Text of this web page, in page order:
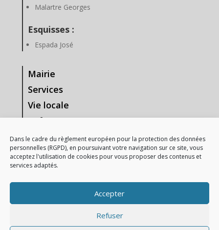
Dans le cadre du règlement européen pour la protection des données
personnelles (RGPD), en poursuivant votre navigation sur ce site, vous
acceptez l'utilisation de cookies pour vous proposer des contenus et
services adaptés.
Accepter
Refuser
Malartre Georges
Esquisses :
Espada José
Mairie
Services
Vie locale
Enfance & Jeunesse
Tourisme & Loisirs
Vie Associative
—-
Mentions Légales
Gestion des données personnelles